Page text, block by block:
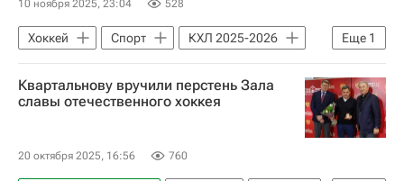
10 ноября 2025, 23:04 528
Еще 1
Хоккей Спорт
КХЛ 2025-2026
ХК Спартак (Москва)
Квартальнову вручили перстень Зала
славы отечественного хоккея
20 октября 2025, 16:56 760